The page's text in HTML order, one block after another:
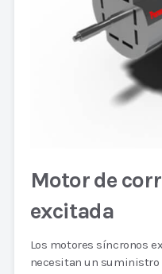
Motor de
excitada
Los motores síncronos
necesitan un